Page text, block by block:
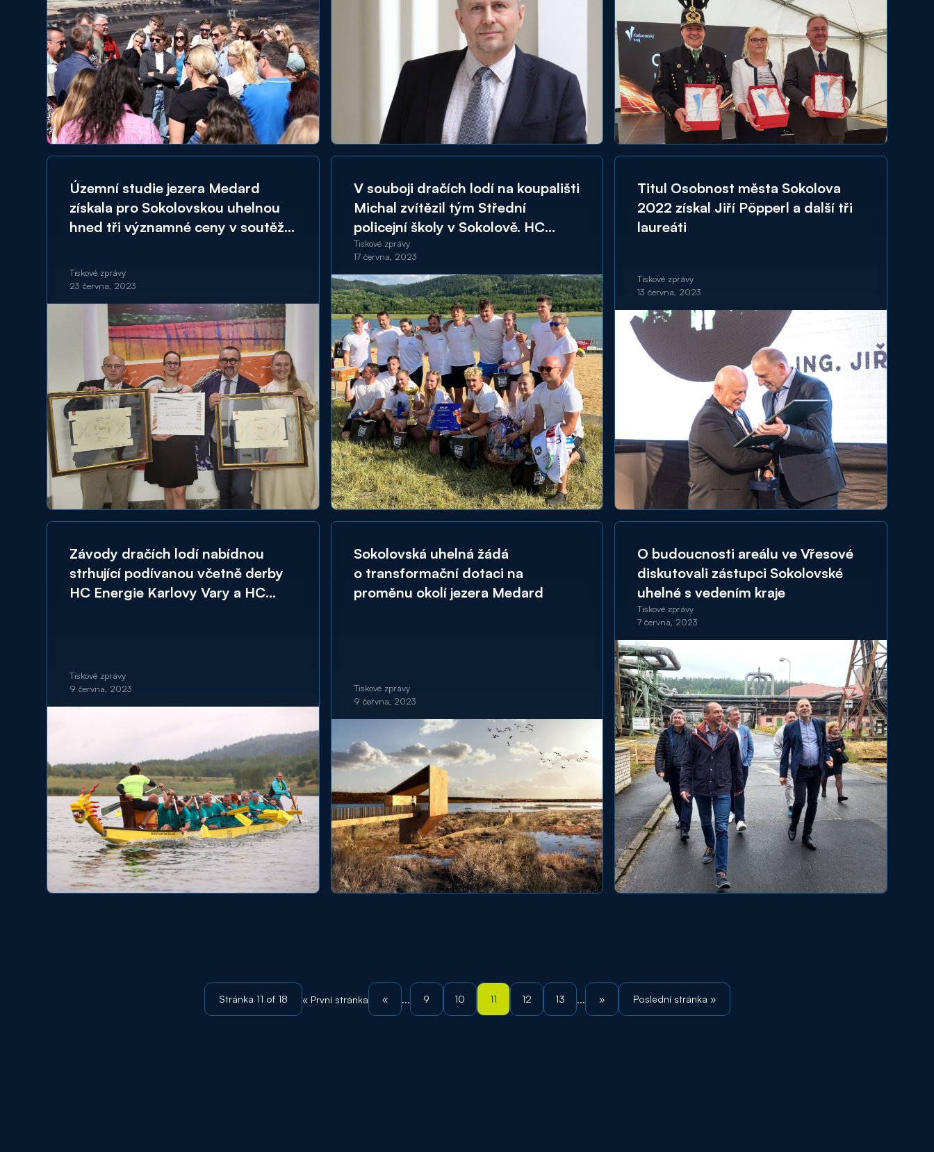
Územní studie jezera Medard
získala pro Sokolovskou uhelnou
hned tři významné ceny v soutěži
Tiskové zprávy
23 června, 2023
V souboji dračích lodí na koupališti
Michal zvítězil tým Střední
policejní školy v Sokolově. HC
Energie Karlovy Vary na vodě
těsně porazila HC Baník Sokolov
Tiskové zprávy
17 června, 2023
Titul Osobnost města Sokolova
2022 získal Jiří Pöpperl a další tři
laureáti
Tiskové zprávy
13 června, 2023
Závody dračích lodí nabídnou
strhující podívanou včetně derby
HC Energie Karlovy Vary a HC
Tiskové zprávy
9 června, 2023
Sokolovská uhelná žádá
o transformační dotaci na
proměnu okolí jezera Medard
Tiskové zprávy
9 června, 2023
O budoucnosti areálu ve Vřesové
diskutovali zástupci Sokolovské
uhelné s vedením kraje
Tiskové zprávy
7 června, 2023
Stránka 11 of 18 « První stránka « ... 9 10 11 12 13 ... » Poslední stránka »